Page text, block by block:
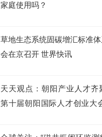
家庭使用吗？
草地生态系统固碳增汇标准
会在京召开 世界快讯
天天观点：朝阳产业人才齐
第十届朝阳国际人才创业大